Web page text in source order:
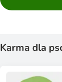
Karma dla